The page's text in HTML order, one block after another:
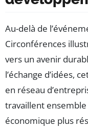
Au-delà de
Circonférences
vers un avenir
l’échange d’idées,
en réseau
travaillent
économique plus